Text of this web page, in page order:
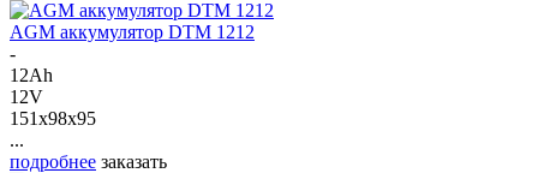
AGM аккумулятор DTM 1212
-
12Ah
12V
151x98x95
...
подробнее заказать